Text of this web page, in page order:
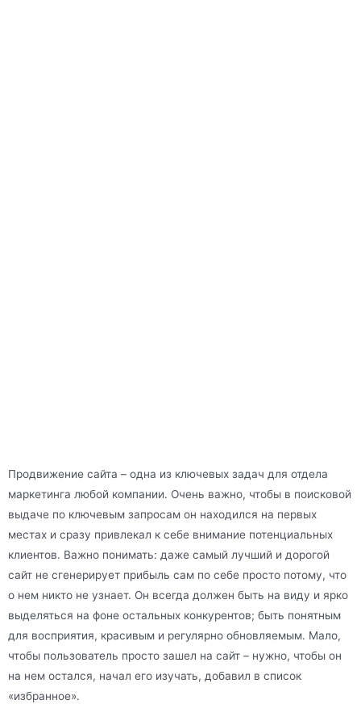
Продвижение сайта – одна из ключевых задач для отдела
маркетинга любой компании. Очень важно, чтобы в поисковой
выдаче по ключевым запросам он находился на первых
местах и сразу привлекал к себе внимание потенциальных
клиентов. Важно понимать: даже самый лучший и дорогой
сайт не сгенерирует прибыль сам по себе просто потому, что
о нем никто не узнает. Он всегда должен быть на виду и ярко
выделяться на фоне остальных конкурентов; быть понятным
для восприятия, красивым и регулярно обновляемым. Мало,
чтобы пользователь просто зашел на сайт – нужно, чтобы он
на нем остался, начал его изучать, добавил в список
«избранное».